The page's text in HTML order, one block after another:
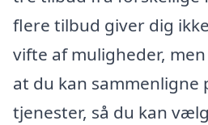
flere tilbud giver dig
vifte af muligheder,
at du kan sammenligne
tjenester, så du kan